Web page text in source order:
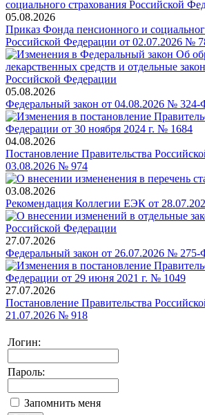
05.08.2026
Приказ Фонда пенсионного и
Российской Федерации от 02.07.2026 №
05.08.2026
Федеральный закон от 04.08.2026 №
04.08.2026
Постановление Правительства
03.08.2026 № 974
03.08.2026
Рекомендация Коллегии ЕЭК от
27.07.2026
Федеральный закон от 26.07.2026 №
27.07.2026
Постановление Правительства
21.07.2026 № 918
Логин:
Пароль:
Запомнить меня